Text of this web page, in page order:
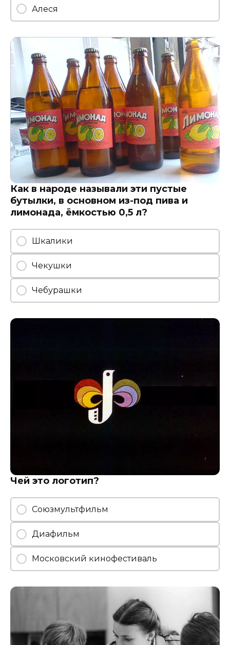
Алеся
Как в народе называли эти пустые
бутылки, в основном из-под пива и
лимонада, ёмкостью 0,5 л?
Шкалики
Чекушки
Чебурашки
Чей это логотип?
Союзмультфильм
Диафильм
Московский кинофестиваль